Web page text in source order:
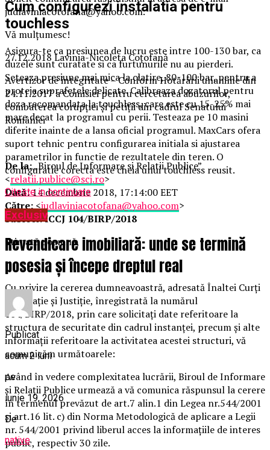
judlaviniacotofana@yahoo.com.
Vă mulțumesc!
27.12.2018 Lavinia-Nicoleta Coțofană
Avertizor de integritate – Conform Hotărârii unanime din
24.11.2017 a Comisiei pentru cercetarea abuzurilor,
combaterea corupției și petiții din cadrul Senatului
României
De la:„Biroul de Informare si Relatii Publice”
<relatii.publice@scj.ro>
Dată:14 decembrie 2018, 17:14:00 EET
Către:<judlaviniacotofana@yahoo.com>
Subiect:ICCJ 104/BIRP/2018
Stimată doamnă,
Cu privire la cererea dumneavoastră, adresată Înaltei Curți
de Casație şi Justiție, înregistrată la numărul
104/BIRP/2018, prin care solicitați date referitoare la
structura de securitate din cadrul instanţei, precum şi alte
informaţii referitoare la activitatea acestei structuri, vă
comunicăm următoarele:
Având în vedere complexitatea lucrării, Biroul de Informare
şi Relaţii Publice urmează a vă comunica răspunsul la cerere
în termenul prevăzut de art.7 alin.1 din Legea nr.544/2001
şi art.16 lit. c) din Norma Metodologică de aplicare a Legii
nr. 544/2001 privind liberul acces la informațiile de interes
public, respectiv 30 zile.
Cum configurezi instalatia pentru
touchless
Asigura-te ca presiunea de lucru este intre 100-130 bar, ca
duzele sunt curatate si ca furtunurile nu au pierderi.
Seteaza presiune mai mica la clatire, 80-100 bar, pentru a
proteja suprafetele delicate. Calibreaza dozatorul pentru
doza recomandata la touchless, care este cu 15-25% mai
mare decat la programul cu perii. Testeaza pe 10 masini
diferite inainte de a lansa oficial programul. MaxCars ofera
suport tehnic pentru configurarea initiala si ajustarea
parametrilor in functie de rezultatele din teren. O
configuratie corecta este cheia unui touchless reusit.
Citeste in continuare
Exclusiv
Revendicare imobiliară: unde se termină
posesia și începe dreptul real
Publicat
acum 2 luni
pe
iunie 19, 2026
De
native